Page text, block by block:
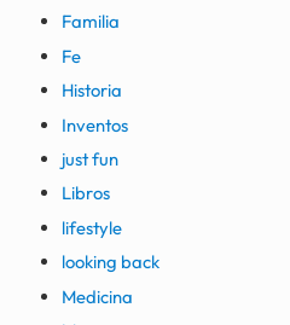
Familia
Fe
Historia
Inventos
just fun
Libros
lifestyle
looking back
Medicina